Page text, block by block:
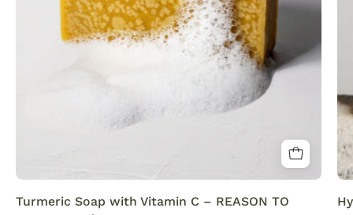
SENSEOFREASONS
Turmeric Soap with Vitamin C – REASON TO